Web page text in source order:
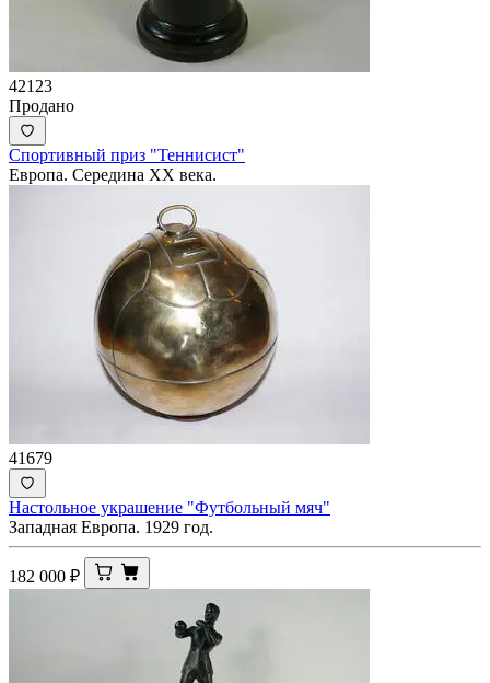
42123
Продано
Спортивный приз "Теннисист"
Европа. Середина ХХ века.
41679
Настольное украшение "Футбольный мяч"
Западная Европа. 1929 год.
182 000 ₽